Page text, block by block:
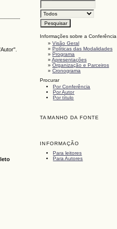
Informações sobre a Conferência
»Visão Geral
»Políticas das Modalidades
»Programa
»Apresentações
»Organização e Parceiros
»Cronograma
Procurar
Por Conferência
Por Autor
Por título
TAMANHO DA FONTE
INFORMAÇÃO
Para leitores
Para Autores